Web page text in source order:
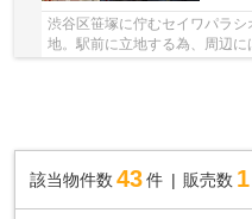
渋谷区笹塚に佇むセイワパラ
地。駅前に立地する為、周辺
該当物件数 43件 販売数 1